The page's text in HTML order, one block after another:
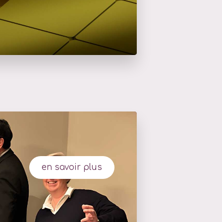
en savoir plus